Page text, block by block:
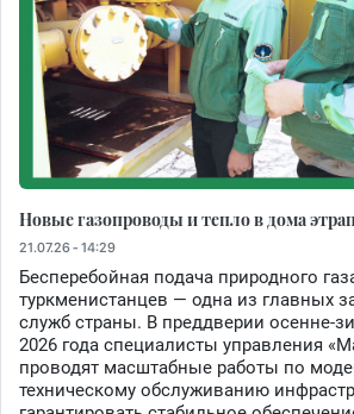
Новые газопроводы и тепло в дома
21.07.26 - 14:29
Бесперебойная подача природного
туркменистанцев — одна из главных
служб страны. В преддверии осенне-
2026 года специалисты управления
проводят масштабные работы по
техническому обслуживанию